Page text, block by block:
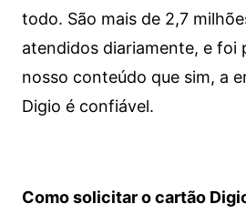
todo. São mais de 2,7
atendidos diariamente, e foi
nosso conteúdo que sim, a
Digio é confiável.
Como solicitar o cartão